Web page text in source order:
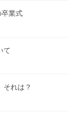
業式
て
それは？